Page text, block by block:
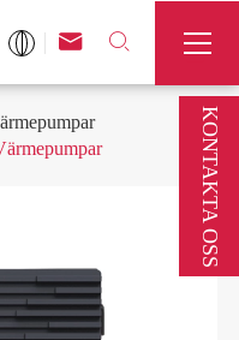
 

KONTAKTA OSS